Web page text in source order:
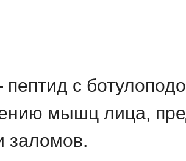
с
мышц лица,
заломов.